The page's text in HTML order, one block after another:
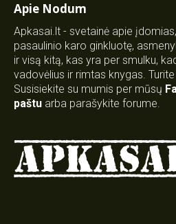
Apie Nodum
Apkasai.lt - svetainė apie
pasaulinio karo ginkluotę,
ir visą kitą, kas yra per smulku,
vadovėlius ir rimtas knygas.
Susisiekite su mumis per mūsų
paštu arba parašykite forume.